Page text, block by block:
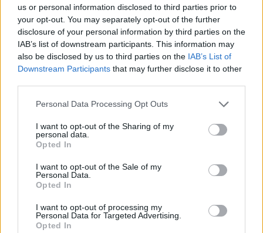
us or personal information disclosed to third parties prior to
your opt-out. You may separately opt-out of the further
disclosure of your personal information by third parties on the
IAB’s list of downstream participants. This information may
also be disclosed by us to third parties on the IAB’s List of
Downstream Participants that may further disclose it to other
Please note that this website/app uses one or more Google
not limited to your visit or usage behaviour. You may click to
grant or deny consent to Google and its third-party tags to
use your data for below specified purposes in below Google
consent section.
Personal Data Processing Opt Outs
I want to opt-out of the Sharing of my
personal data.
Opted In
I want to opt-out of the Sale of my
Personal Data.
Opted In
I want to opt-out of processing my
Personal Data for Targeted Advertising.
Opted In
Εν τω μεταξύ, εξίσου σημαντική είναι κι μαρτυρία ενός
πήγαινε στο κελλί του γ. Παϊσιου.Μία μέρα είχε πάνω από
ανθρώπους για να δει. Πήρε τον δίσκο και άρχισε να
γέροντας.Φτάνει λοιπόν σε έναν νεαρό άνδρα, ηλικίας
35 ετών, πέρνει το λουκούμι από τον δίσκο και το
γέροντας Παϊσιος. Ο συγκεκριμένος άνθρωπος ήταν
ναρκωτικών ουσιών. Τελικά τον πήρε μέσα. Και έτσι
του και ήρθε κοντά στον Χριστό.
συγκεκριμένο άνθρωπο και του λέει. »π. Ιωσήφ, πόσο
αυτή την ψυχή που καταστρέφει χιλιάδες παιδιά. Αλλά αν
όμορφη ψυχή έχει αυτός ο άνθρωπος και τώρα που
αν την καλλιεργήσει μπορεί να γίνει και Αγιος…..!